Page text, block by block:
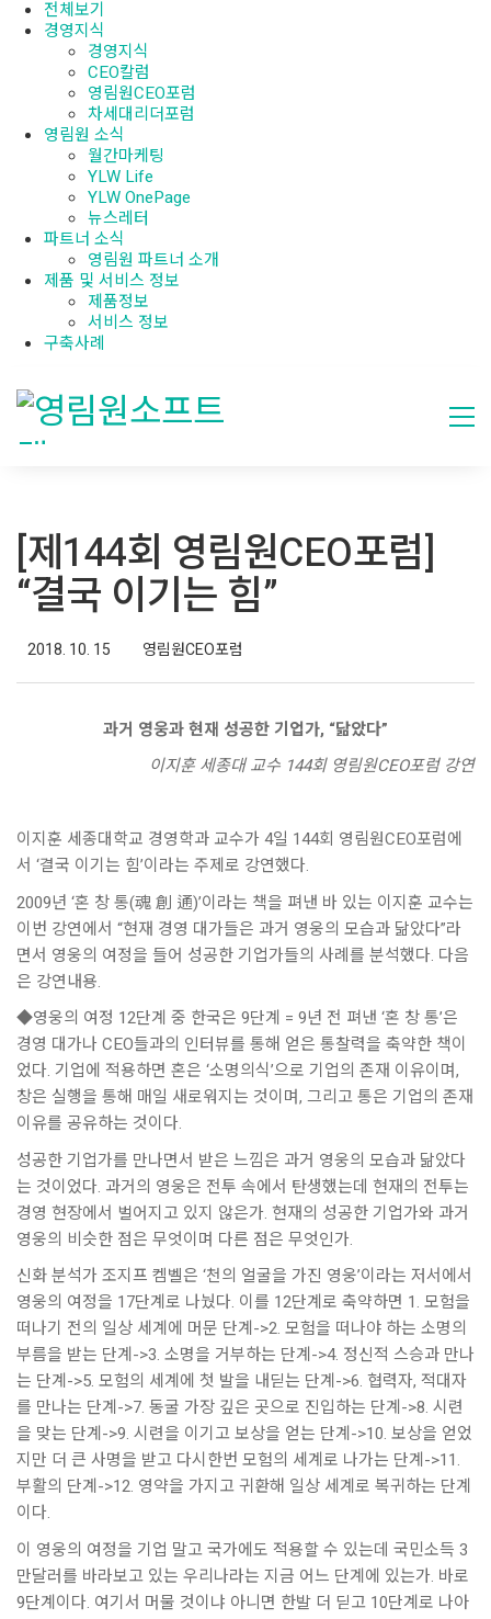
전체보기
경영지식
경영지식
CEO칼럼
영림원CEO포럼
차세대리더포럼
영림원 소식
월간마케팅
YLW Life
YLW OnePage
뉴스레터
파트너 소식
영림원 파트너 소개
제품 및 서비스 정보
제품정보
서비스 정보
구축사례
[제144회 영림원CEO포럼]
“결국 이기는 힘”
2018. 10. 15 영림원CEO포럼
과거 영웅과 현재 성공한 기업가, “닮았다”
이지훈 세종대 교수 144회 영림원CEO포럼 강연
이지훈 세종대학교 경영학과 교수가 4일 144회 영림원CEO포럼에
서 ‘결국 이기는 힘’이라는 주제로 강연했다.
2009년 ‘혼 창 통(魂 創 通)’이라는 책을 펴낸 바 있는 이지훈 교수는
이번 강연에서 “현재 경영 대가들은 과거 영웅의 모습과 닮았다”라
면서 영웅의 여정을 들어 성공한 기업가들의 사례를 분석했다. 다음
은 강연내용.
◆영웅의 여정 12단계 중 한국은 9단계 = 9년 전 펴낸 ‘혼 창 통’은
경영 대가나 CEO들과의 인터뷰를 통해 얻은 통찰력을 축약한 책이
었다. 기업에 적용하면 혼은 ‘소명의식’으로 기업의 존재 이유이며,
창은 실행을 통해 매일 새로워지는 것이며, 그리고 통은 기업의 존재
이유를 공유하는 것이다.
성공한 기업가를 만나면서 받은 느낌은 과거 영웅의 모습과 닮았다
는 것이었다. 과거의 영웅은 전투 속에서 탄생했는데 현재의 전투는
경영 현장에서 벌어지고 있지 않은가. 현재의 성공한 기업가와 과거
영웅의 비슷한 점은 무엇이며 다른 점은 무엇인가.
신화 분석가 조지프 켐벨은 ‘천의 얼굴을 가진 영웅’이라는 저서에서
영웅의 여정을 17단계로 나눴다. 이를 12단계로 축약하면 1. 모험을
떠나기 전의 일상 세계에 머문 단계->2. 모험을 떠나야 하는 소명의
부름을 받는 단계->3. 소명을 거부하는 단계->4. 정신적 스승과 만나
는 단계->5. 모험의 세계에 첫 발을 내딛는 단계->6. 협력자, 적대자
를 만나는 단계->7. 동굴 가장 깊은 곳으로 진입하는 단계->8. 시련
을 맞는 단계->9. 시련을 이기고 보상을 얻는 단계->10. 보상을 얻었
지만 더 큰 사명을 받고 다시한번 모험의 세계로 나가는 단계->11.
부활의 단계->12. 영약을 가지고 귀환해 일상 세계로 복귀하는 단계
이다.
이 영웅의 여정을 기업 말고 국가에도 적용할 수 있는데 국민소득 3
만달러를 바라보고 있는 우리나라는 지금 어느 단계에 있는가. 바로
9단계이다. 여기서 머물 것이냐 아니면 한발 더 딛고 10단계로 나아